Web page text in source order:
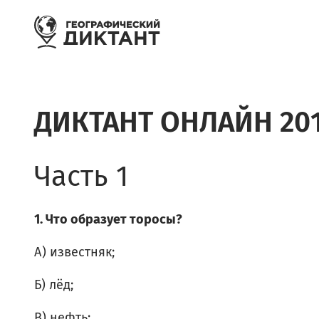
ДИКТАНТ ОНЛАЙН
Часть 1
1. Что образует торосы?
А) известняк;
Б) лёд;